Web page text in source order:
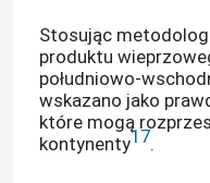
Dom
Produkty
Stosując
produktu
południowo-
wskazano jako
które mogą
kontynenty17.